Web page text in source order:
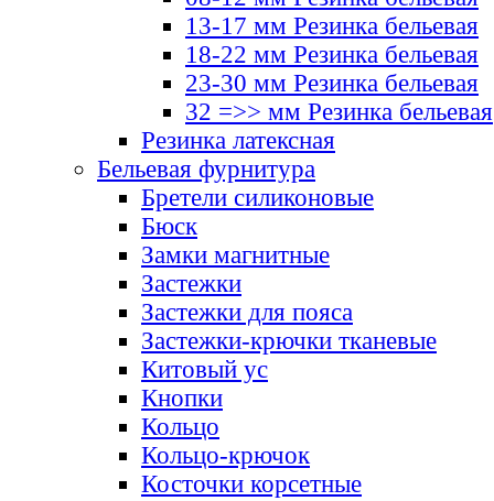
13-17 мм Резинка бельевая
18-22 мм Резинка бельевая
23-30 мм Резинка бельевая
32 =>> мм Резинка бельевая
Резинка латексная
Бельевая фурнитура
Бретели силиконовые
Бюск
Замки магнитные
Застежки
Застежки для пояса
Застежки-крючки тканевые
Китовый ус
Кнопки
Кольцо
Кольцо-крючок
Косточки корсетные